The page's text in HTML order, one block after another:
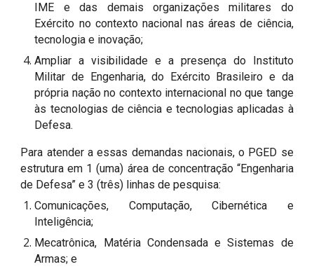
IME e das demais organizações militares do
Exército no contexto nacional nas áreas de ciência,
tecnologia e inovação;
Ampliar a visibilidade e a presença do Instituto
Militar de Engenharia, do Exército Brasileiro e da
própria nação no contexto internacional no que tange
às tecnologias de ciência e tecnologias aplicadas à
Defesa.
Para atender a essas demandas nacionais, o PGED se
estrutura em 1 (uma) área de concentração “Engenharia
de Defesa” e 3 (três) linhas de pesquisa:
Comunicações, Computação, Cibernética e
Inteligência;
Mecatrônica, Matéria Condensadae Sistemas de
Armas; e